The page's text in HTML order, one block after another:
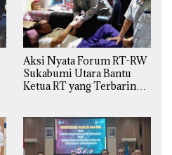
Aksi Nyata Forum RT-RW
Sukabumi Utara Bantu
Ketua RT yang Terbaring